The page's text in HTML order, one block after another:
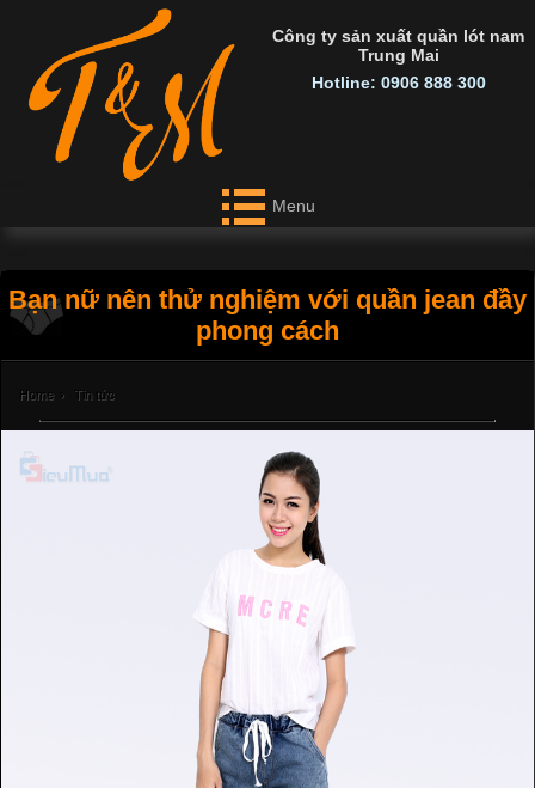
Công ty sản xuất quần lót nam
Trung Mai
Hotline: 0906 888 300
Menu
Bạn nữ nên thử nghiệm với quần jean đầy
phong cách
Home › Tin tức